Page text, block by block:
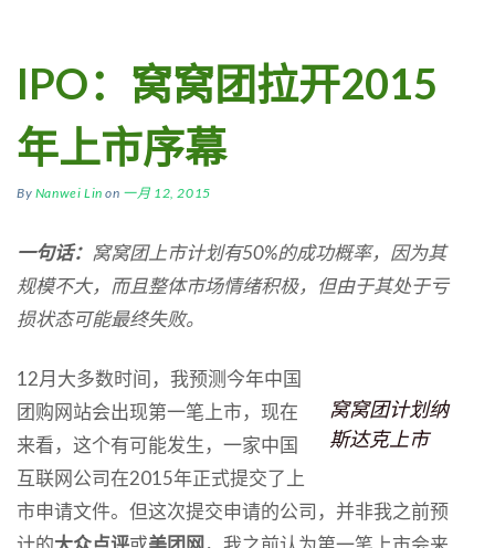
IPO：窝窝团拉开2015
年上市序幕
By Nanwei Lin on 一月 12, 2015
一句话： 窝窝团上市计划有50%的成功概率，因为其
规模不大，而且整体市场情绪积极，但由于其处于亏
损状态可能最终失败。
窝窝团计划纳
斯达克上市
12月大多数时间，我预测今年中国
团购网站会出现第一笔上市，现在
来看，这个有可能发生，一家中国
互联网公司在2015年正式提交了上
市申请文件。但这次提交申请的公司，并非我之前预